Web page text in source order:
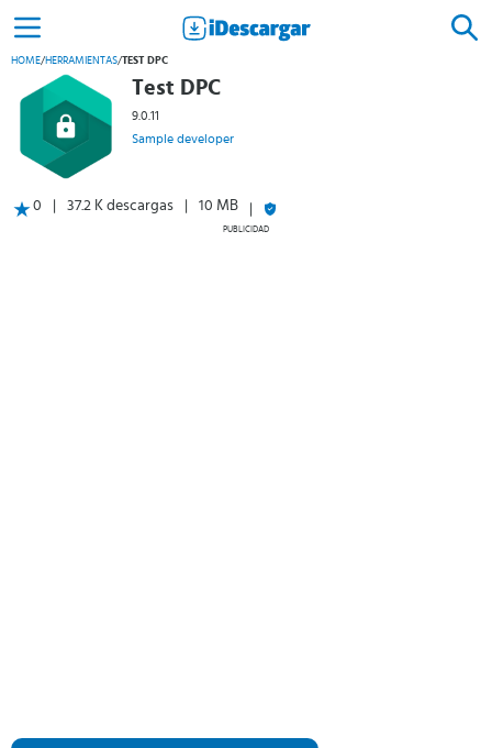
HOME/HERRAMIENTAS/TEST DPC
Test DPC
9.0.11
Sample developer
0 37.2 K descargas 10 MB
PUBLICIDAD